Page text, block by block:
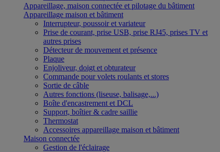
Appareillage, maison connectée et pilotage du bâtiment
Appareillage maison et bâtiment
Interrupteur, poussoir et variateur
Prise de courant, prise USB, prise RJ45, prises TV et
autres prises
Détecteur de mouvement et présence
Plaque
Enjoliveur, doigt et obturateur
Commande pour volets roulants et stores
Sortie de câble
Autres fonctions (liseuse, balisage,...)
Boîte d'encastrement et DCL
Support, boîtier & cadre saillie
Thermostat
Accessoires appareillage maison et bâtiment
Maison connectée
Gestion de l'éclairage